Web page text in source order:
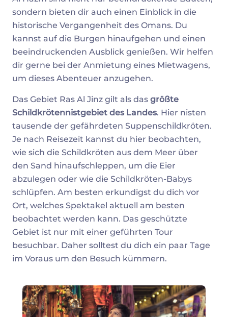
sondern bieten dir auch einen Einblick in die
historische Vergangenheit des Omans. Du
kannst auf die Burgen hinaufgehen und einen
beeindruckenden Ausblick genießen. Wir helfen
dir gerne bei der Anmietung eines Mietwagens,
um dieses Abenteuer anzugehen.
Das Gebiet Ras Al Jinz gilt als das größte
Schildkrötennistgebiet des Landes. Hier nisten
tausende der gefährdeten Suppenschildkröten.
Je nach Reisezeit kannst du hier beobachten,
wie sich die Schildkröten aus dem Meer über
den Sand hinaufschleppen, um die Eier
abzulegen oder wie die Schildkröten-Babys
schlüpfen. Am besten erkundigst du dich vor
Ort, welches Spektakel aktuell am besten
beobachtet werden kann. Das geschützte
Gebiet ist nur mit einer geführten Tour
besuchbar. Daher solltest du dich ein paar Tage
im Voraus um den Besuch kümmern.